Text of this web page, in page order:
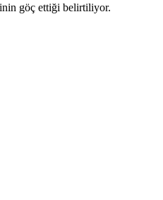
göç ettiği belirtiliyor.